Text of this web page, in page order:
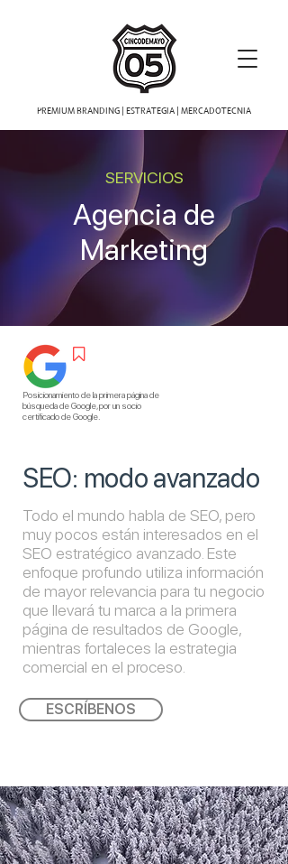
PREMIUM BRANDING | ESTRATEGIA | MERCADOTECNIA
SERVICIOS
Agencia de
Marketing

Posicionamiento de la primera página de
búsqueda de Google, por un socio
certificado de Google.
SEO: modo avanzado
Todo el mundo habla de SEO, pero
muy pocos están interesados en el
SEO estratégico avanzado. Este
enfoque profundo utiliza información
de mayor relevancia para tu negocio
que llevará tu marca a la primera
página de resultados de Google,
mientras fortaleces la estrategia
comercial en el proceso.
ESCRÍBENOS